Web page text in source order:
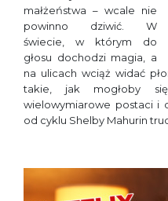
małżeństwa – wcale nie
powinno dziwić. W
świecie, w którym do
głosu dochodzi magia, a
na ulicach wciąż widać
takie, jak mogłoby
wielowymiarowe postaci i
od cyklu Shelby Mahurin